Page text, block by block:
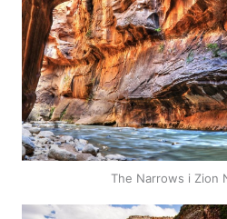
The Narrows i Zion